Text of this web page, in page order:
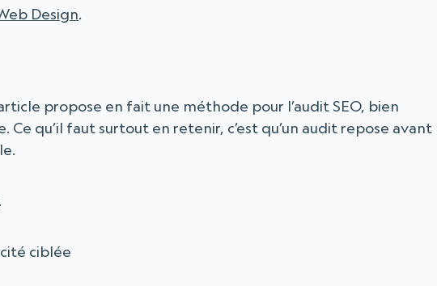
Design.
propose en fait une méthode pour l’audit SEO, bien
qu’il faut surtout en retenir, c’est qu’un audit repose avant
.
ciblée